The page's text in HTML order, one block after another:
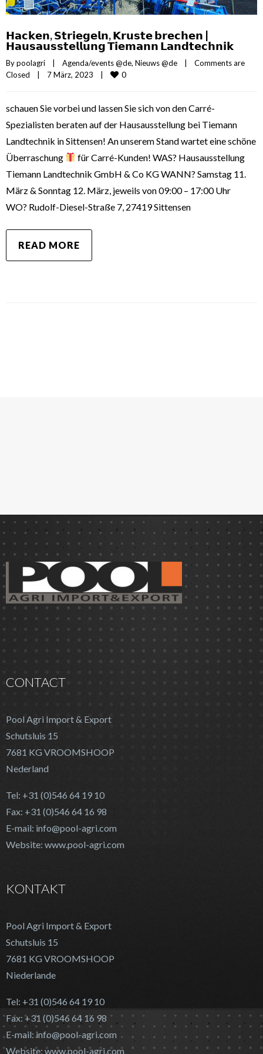
𝗛𝗮𝗰𝗸𝗲𝗻, 𝗦𝘁𝗿𝗶𝗲𝗴𝗲𝗹𝗻, 𝗞𝗿𝘂𝘀𝘁𝗲 𝗯𝗿𝗲𝗰𝗵𝗲𝗻 |
𝗛𝗮𝘂𝘀𝗮𝘂𝘀𝘀𝘁𝗲𝗹𝗹𝘂𝗻𝗴 𝗧𝗶𝗲𝗺𝗮𝗻𝗻 𝗟𝗮𝗻𝗱𝘁𝗲𝗰𝗵𝗻𝗶𝗸
By poolagri | Agenda/events @de, Nieuws @de |
Comments are
Closed
| 7 März, 2023 | 0
schauen Sie vorbei und lassen Sie sich von den Carré-
Spezialisten beraten auf der Hausausstellung bei Tiemann
Landtechnik in Sittensen! An unserem Stand wartet eine schöne
Überraschung
für Carré-Kunden! WAS? Hausausstellung
Tiemann Landtechnik GmbH & Co KG WANN? Samstag 11.
März & Sonntag 12. März, jeweils von 09:00 – 17:00 Uhr
WO? Rudolf-Diesel-Straße 7, 27419 Sittensen
READ MORE
CONTACT
Pool Agri Import & Export
Schutsluis 15
7681 KG VROOMSHOOP
Nederland
Tel: +31 (0)546 64 19 10
Fax: +31 (0)546 64 16 98
E-mail: info@pool-agri.com
Website: www.pool-agri.com
KONTAKT
Pool Agri Import & Export
Schutsluis 15
7681 KG VROOMSHOOP
Niederlande
Tel: +31 (0)546 64 19 10
Fax: +31 (0)546 64 16 98
E-mail: info@pool-agri.com
Website: www.pool-agri.com